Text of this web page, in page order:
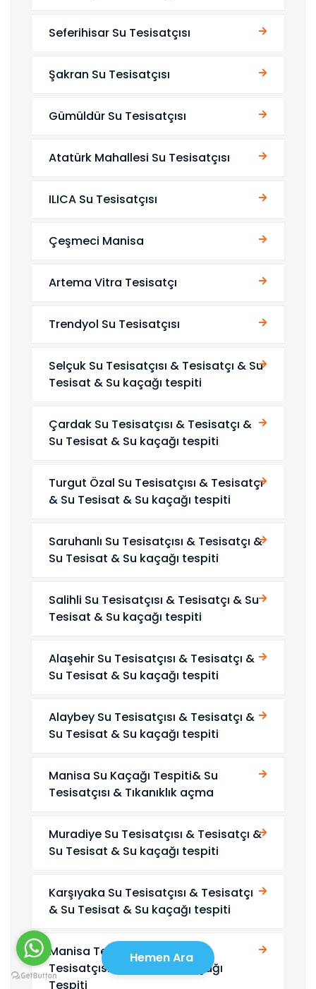
Seferihisar Su Tesisatçısı
Şakran Su Tesisatçısı
Gümüldür Su Tesisatçısı
Atatürk Mahallesi Su Tesisatçısı
ILICA Su Tesisatçısı
Çeşmeci Manisa
Artema Vitra Tesisatçı
Trendyol Su Tesisatçısı
Selçuk Su Tesisatçısı & Tesisatçı & Su
Tesisat & Su kaçağı tespiti
Çardak Su Tesisatçısı & Tesisatçı &
Su Tesisat & Su kaçağı tespiti
Turgut Özal Su Tesisatçısı & Tesisatçı
& Su Tesisat & Su kaçağı tespiti
Saruhanlı Su Tesisatçısı & Tesisatçı &
Su Tesisat & Su kaçağı tespiti
Salihli Su Tesisatçısı & Tesisatçı & Su
Tesisat & Su kaçağı tespiti
Alaşehir Su Tesisatçısı & Tesisatçı &
Su Tesisat & Su kaçağı tespiti
Alaybey Su Tesisatçısı & Tesisatçı &
Su Tesisat & Su kaçağı tespiti
Manisa Su Kaçağı Tespiti& Su
Tesisatçısı & Tıkanıklık açma
Muradiye Su Tesisatçısı & Tesisatçı &
Su Tesisat & Su kaçağı tespiti
Karşıyaka Su Tesisatçısı & Tesisatçı
& Su Tesisat & Su kaçağı tespiti
Manisa Tesisat & Manisa Su
Tesisatçısı &Manisa Su kaçağı
Tespiti
Hemen Ara